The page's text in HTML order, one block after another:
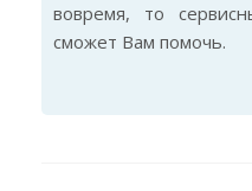
вовремя, то
сможет Вам помочь.